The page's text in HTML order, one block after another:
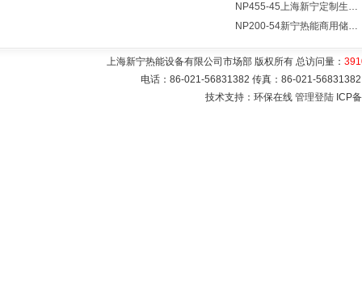
NP455-45上海新宁定制生产各式不锈钢容器
NP200-54新宁热能商用储水式电热水器V=200升N=54千瓦
上海新宁热能设备有限公司市场部 版权所有 总访问量：
电话：86-021-56831382 传真：86-021-
技术支持：环保在线 管理登陆 ICP